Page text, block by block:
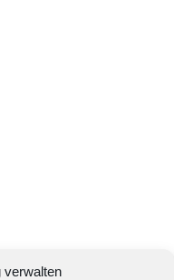
verwalten